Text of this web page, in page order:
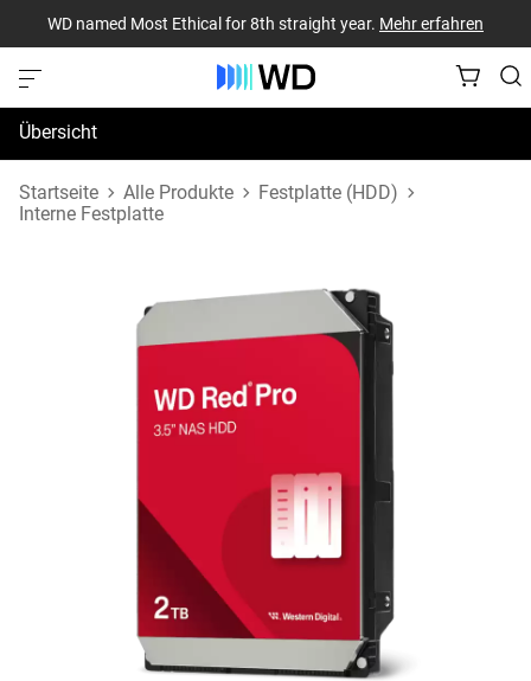
WD named Most Ethical for 8th straight year. Mehr erfahren
Übersicht
Technische Daten
Startseite Alle Produkte
Festplatte (HDD)
Interne Festplatte